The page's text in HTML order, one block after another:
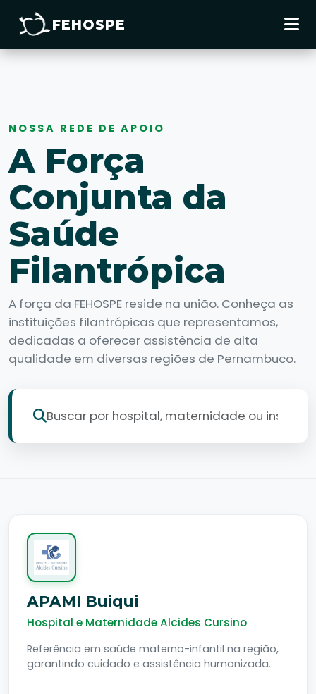
FEHOSPE
NOSSA REDE DE APOIO
A Força
Conjunta da
Saúde
Filantrópica
A força da FEHOSPE reside na união. Conheça as
instituições filantrópicas que representamos,
dedicadas a oferecer assistência de alta
qualidade em diversas regiões de Pernambuco.
APAMI Buiqui
Hospital e Maternidade Alcides Cursino
Referência em saúde materno-infantil na região,
garantindo cuidado e assistência humanizada.